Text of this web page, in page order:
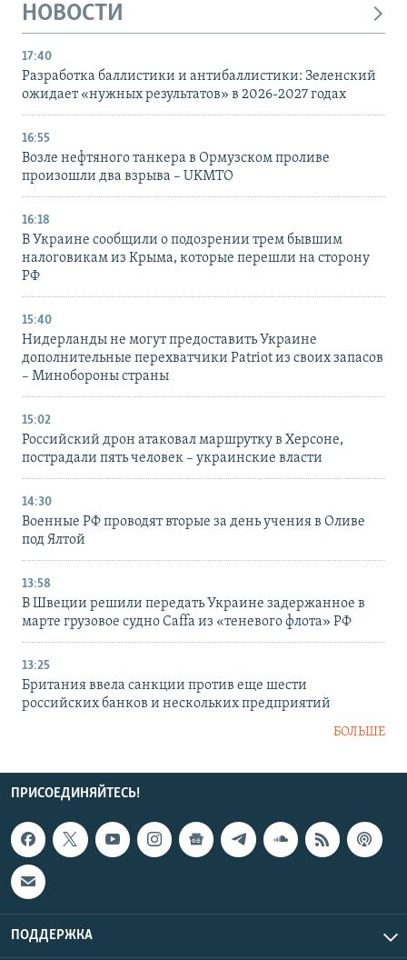
НОВОСТИ
17:40
Разработка баллистики и антибаллистики: Зеленский
ожидает «нужных результатов» в 2026-2027 годах
16:55
Возле нефтяного танкера в Ормузском проливе
произошли два взрыва – UKMTO
16:18
В Украине сообщили о подозрении трем бывшим
налоговикам из Крыма, которые перешли на сторону
РФ
15:40
Нидерланды не могут предоставить Украине
дополнительные перехватчики Patriot из своих запасов
– Минобороны страны
15:02
Российский дрон атаковал маршрутку в Херсоне,
пострадали пять человек – украинские власти
14:30
Военные РФ проводят вторые за день учения в Оливе
под Ялтой
13:58
В Швеции решили передать Украине задержанное в
марте грузовое судно Caffa из «теневого флота» РФ
13:25
Британия ввела санкции против еще шести
российских банков и нескольких предприятий
БОЛЬШЕ
ПРИСОЕДИНЯЙТЕСЬ!
ПОДДЕРЖКА